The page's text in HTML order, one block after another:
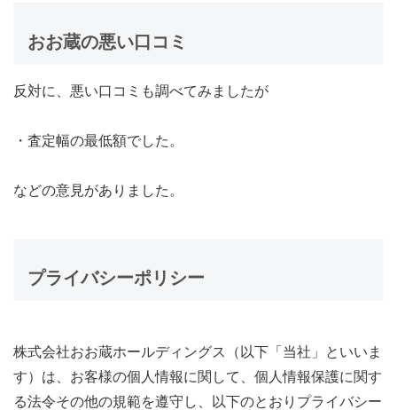
おお蔵の悪い口コミ
反対に、悪い口コミも調べてみましたが
・査定幅の最低額でした。
などの意見がありました。
プライバシーポリシー
株式会社おお蔵ホールディングス（以下「当社」といいま
す）は、お客様の個人情報に関して、個人情報保護に関す
る法令その他の規範を遵守し、以下のとおりプライバシー